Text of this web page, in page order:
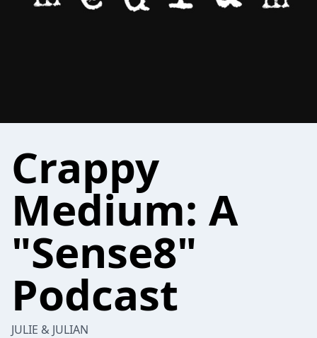
Crappy
Medium: A
"Sense8"
Podcast
JULIE & JULIAN